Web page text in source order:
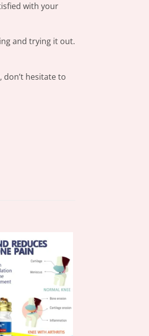
with your
and trying it out.
hesitate to